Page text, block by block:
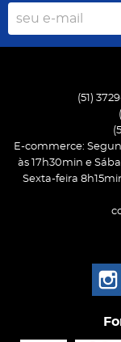
(51)
E-commerce:
às 17h30min e
Sexta-feira